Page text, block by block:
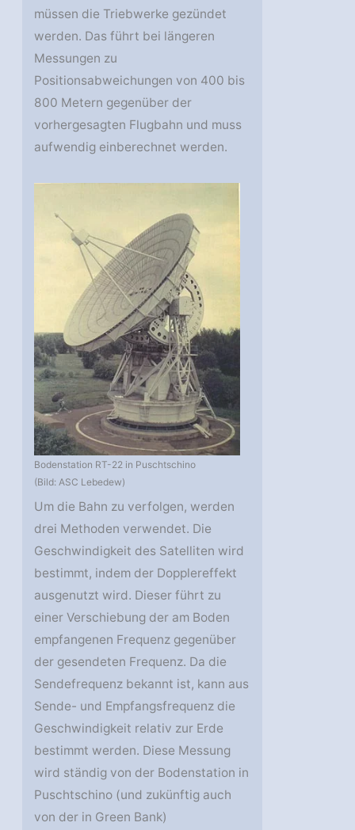
müssen die Triebwerke gezündet
werden. Das führt bei längeren
Messungen zu
Positionsabweichungen von 400 bis
800 Metern gegenüber der
vorhergesagten Flugbahn und muss
aufwendig einberechnet werden.
Bodenstation RT-22 in Puschtschino
(Bild: ASC Lebedew)
Um die Bahn zu verfolgen, werden
drei Methoden verwendet. Die
Geschwindigkeit des Satelliten wird
bestimmt, indem der Dopplereffekt
ausgenutzt wird. Dieser führt zu
einer Verschiebung der am Boden
empfangenen Frequenz gegenüber
der gesendeten Frequenz. Da die
Sendefrequenz bekannt ist, kann aus
Sende- und Empfangsfrequenz die
Geschwindigkeit relativ zur Erde
bestimmt werden. Diese Messung
wird ständig von der Bodenstation in
Puschtschino (und zukünftig auch
von der in Green Bank)